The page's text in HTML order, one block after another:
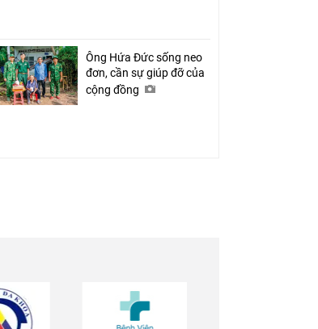
Ông Hứa Đức sống neo
đơn, cần sự giúp đỡ của
cộng đồng